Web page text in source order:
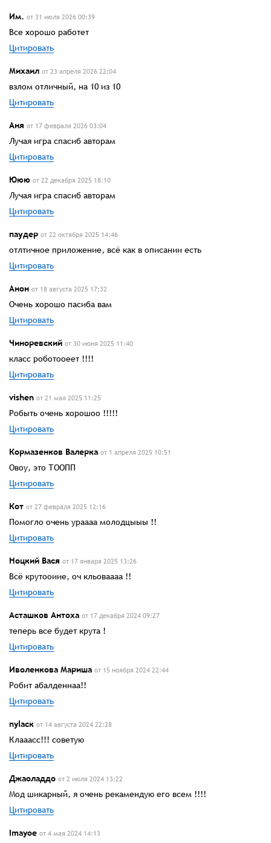
Им. от 31 июля 2026 00:39
Все хорошо работет
Цитировать
Михаил от 23 апреля 2026 22:04
взлом отличный, на 10 из 10
Цитировать
Аня от 17 февраля 2026 03:04
Лучая игра спасиб авторам
Цитировать
Ююю от 22 декабря 2025 18:10
Лучая игра спасиб авторам
Цитировать
паудер от 22 октября 2025 14:46
отлтичное приложение, всё как в описании есть
Цитировать
Анон от 18 августа 2025 17:32
Очень хорошо пасиба вам
Цитировать
Чиноревский от 30 июня 2025 11:40
класс роботооеет !!!!
Цитировать
vishen от 21 мая 2025 11:25
Робыть очень хорошоо !!!!!
Цитировать
Кормазенков Валерка от 1 апреля 2025 10:51
Овоу, это ТООПП
Цитировать
Кот от 27 февраля 2025 12:16
Помогло очень ураааа молодцыыы !!
Цитировать
Ноцкий Вася от 17 января 2025 13:26
Всё крутооиие, оч кльоваааа !!
Цитировать
Асташков Антоха от 17 декабря 2024 09:27
теперь все будет крута !
Цитировать
Иволенкова Мариша от 15 ноября 2024 22:44
Робит абалденнаа!!
Цитировать
nylаск от 14 августа 2024 22:28
Клааасс!!! советую
Цитировать
Джаоладдо от 2 июля 2024 13:22
Мод шикарный, я очень рекамендую его всем !!!!
Цитировать
Imayoe от 4 мая 2024 14:13